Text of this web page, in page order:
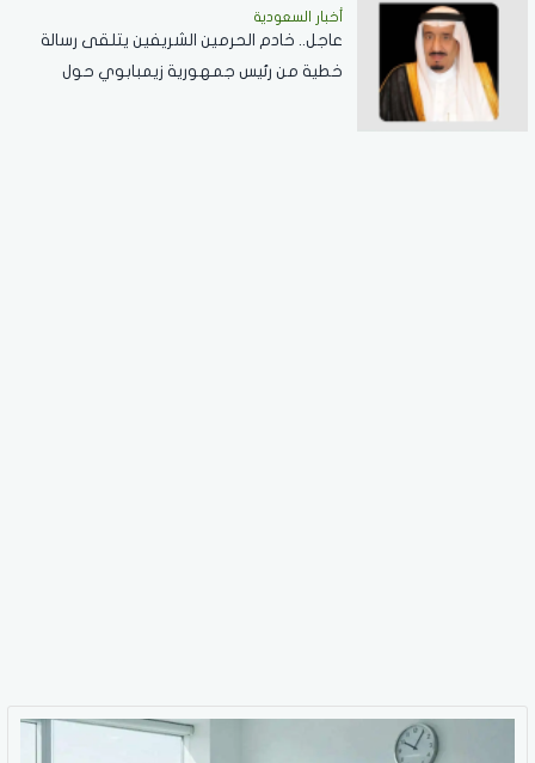
أخبار السعودية
عاجل.. خادم الحرمين الشريفين يتلقى رسالة
خطية من رئيس جمهورية زيمبابوي حول